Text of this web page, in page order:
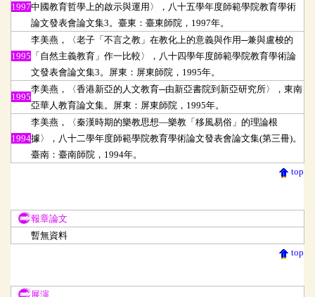
1997中國教育哲學上的啟示與運用〉，八十五學年度師範學院教育學術
論文發表會論文集3。臺東：臺東師院，1997年。
1995
李美燕，〈老子「不言之教」在教化上的意義與作用─兼與盧梭的
「自然主義教育」作一比較〉，八十四學年度師範學院教育學術論
文發表會論文集3。屏東：屏東師院，1995年。
1995
李美燕，〈香港新亞的人文教育─由新亞書院到新亞研究所〉，東南
亞華人教育論文集。屏東：屏東師院，1995年。
1994
李美燕，〈秦漢時期的樂教思想—樂教「移風易俗」的理論根
據〉，八十二學年度師範學院教育學術論文發表會論文集(第三冊)。
臺南：臺南師院，1994年。
top
報章論文
暫無資料
top
展演